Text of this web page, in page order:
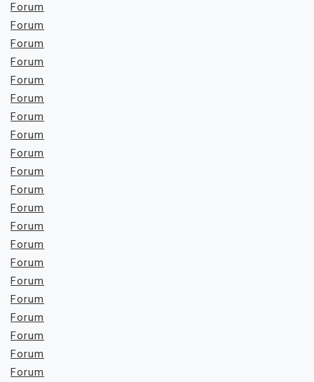
Forum
Forum
Forum
Forum
Forum
Forum
Forum
Forum
Forum
Forum
Forum
Forum
Forum
Forum
Forum
Forum
Forum
Forum
Forum
Forum
Forum